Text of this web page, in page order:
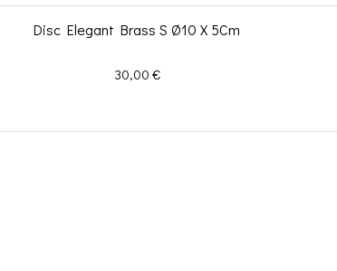
Disc Elegant Brass S Ø10 X 5Cm
Prix
30,00 €